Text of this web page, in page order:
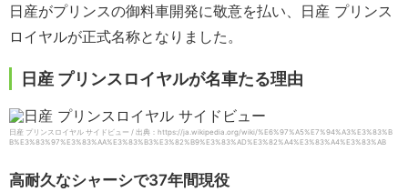
日産がプリンスの御料車開発に敬意を払い、日産 プリンス
ロイヤルが正式名称となりました。
日産 プリンスロイヤルが名車たる理由
日産 プリンスロイヤル サイドビュー / 出典：https://ja.wikipedia.org/wiki/%E6%97%A5%E7%94%A3%E3%83%B
B%E3%83%97%E3%83%AA%E3%83%B3%E3%82%B9%E3%83%AD%E3%82%A4%E3%83%A4%E3%83%AB
高耐久なシャーシで37年間現役